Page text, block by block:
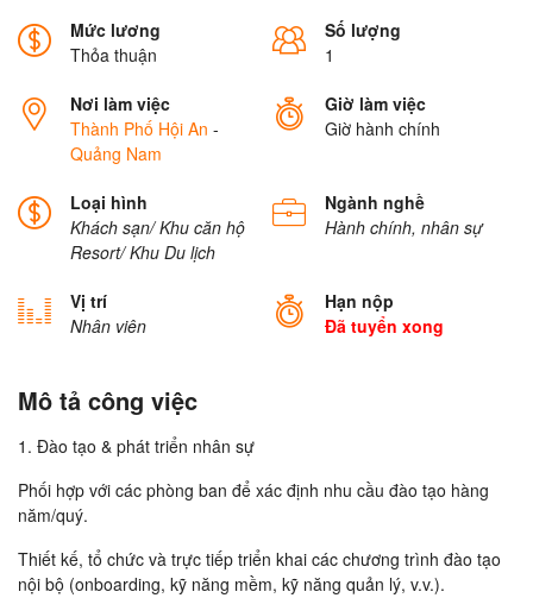
Mức lương
Thỏa thuận
Số lượng
1
Nơi làm việc
Thành Phố Hội An -
Quảng Nam
Giờ làm việc
Giờ hành chính
Loại hình
Khách sạn/ Khu căn hộ
Resort/ Khu Du lịch
Ngành nghề
Hành chính, nhân sự
Vị trí
Nhân viên
Hạn nộp
Đã tuyển xong
Mô tả công việc
1. Đào tạo & phát triển nhân sự
Phối hợp với các phòng ban để xác định nhu cầu đào tạo hàng
năm/quý.
Thiết kế, tổ chức và trực tiếp triển khai các chương trình đào tạo
nội bộ (onboarding, kỹ năng mềm, kỹ năng quản lý, v.v.).